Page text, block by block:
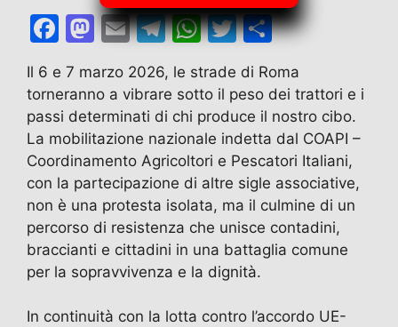
F
a
c
e
b
o
o
k
M
st
o
d
o
n
E
m
ai
l
T
el
e
gr
a
m
W
at
s
A
p
p
T
w
itt
er
C
n
di
vi
di
Il 6 e 7 marzo 2026, le strade di Roma
torneranno a vibrare sotto il peso dei trattori e i
passi determinati di chi produce il nostro cibo.
La mobilitazione nazionale indetta dal COAPI –
Coordinamento Agricoltori e Pescatori Italiani,
con la partecipazione di altre sigle associative,
non è una protesta isolata, ma il culmine di un
percorso di resistenza che unisce contadini,
braccianti e cittadini in una battaglia comune
per la sopravvivenza e la dignità.
In continuità con la lotta contro l’accordo UE-